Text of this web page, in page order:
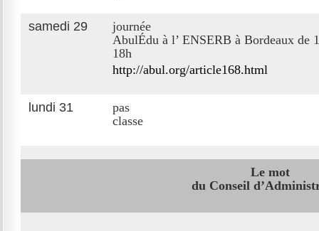
samedi 29
journée
AbulÉdu à l’ ENSERB à Bordeaux de
18h
http://abul.org/article168.html
lundi 31
pas
classe
Le mot
du Conseil